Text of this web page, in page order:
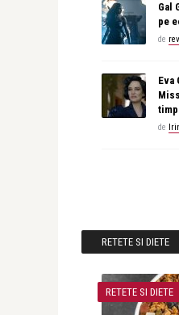
Gal
pe
de
Eva
de
RETETE SI DIETE
RETETE SI DIETE